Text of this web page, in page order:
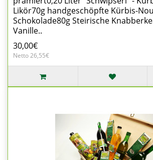
Likör70g handgeschöpfte Kürbis-
Schokolade80g Steirische
Vanille..
30,00€
Netto 26,55€